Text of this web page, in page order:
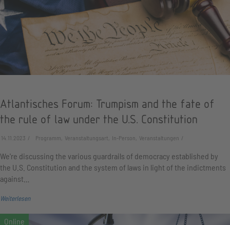
Atlantisches Forum: Trumpism and the fate of
the rule of law under the U.S. Constitution
14.11.2023 Programm, Veranstaltungsart, In-Person, Veranstaltungen
We're discussing the various guardrails of democracy established by
the U.S. Constitution and the system of laws in light of the indictments
against…
Weiterlesen